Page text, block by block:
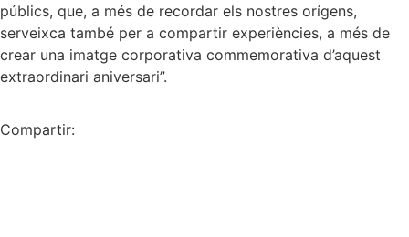
públics, que, a més de recordar els nostres orígens,
serveixca també per a compartir experiències, a més de
crear una imatge corporativa commemorativa d’aquest
extraordinari aniversari”.
Compartir: